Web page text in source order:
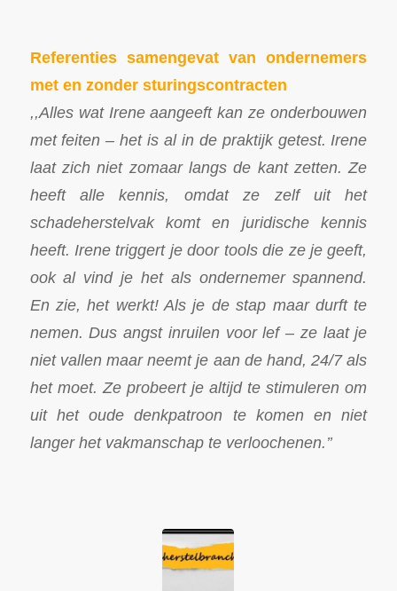
Referenties samengevat van ondernemers
met en zonder sturingscontracten
,,Alles wat Irene aangeeft kan ze onderbouwen
met feiten – het is al in de praktijk getest. Irene
laat zich niet zomaar langs de kant zetten. Ze
heeft alle kennis, omdat ze zelf uit het
schadeherstelvak komt en juridische kennis
heeft. Irene triggert je door tools die ze je geeft,
ook al vind je het als ondernemer spannend.
En zie, het werkt! Als je de stap maar durft te
nemen. Dus angst inruilen voor lef – ze laat je
niet vallen maar neemt je aan de hand, 24/7 als
het moet. Ze probeert je altijd te stimuleren om
uit het oude denkpatroon te komen en niet
langer het vakmanschap te verloochenen.’’